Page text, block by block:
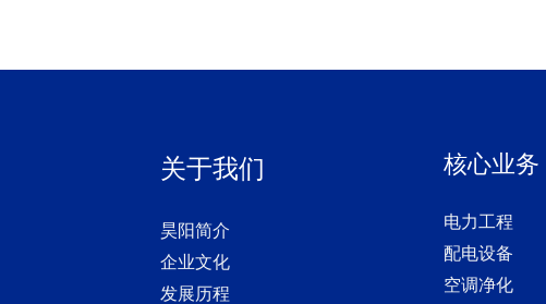
关于我们
昊阳简介
企业文化
发展历程
核心业务
电力工程
配电设备
空调净化